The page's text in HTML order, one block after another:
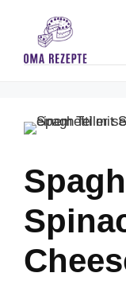
content